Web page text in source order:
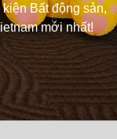
Bất động sản,
mới nhất!